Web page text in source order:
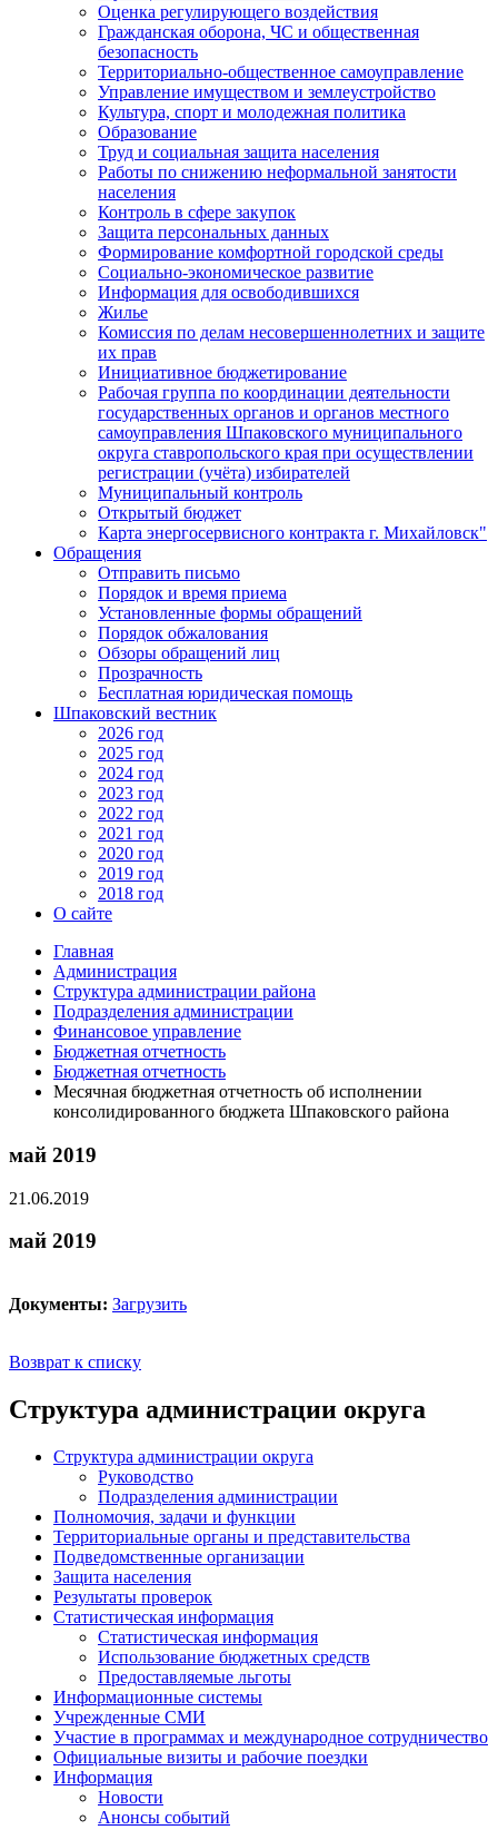
Оценка регулирующего воздействия
Гражданская оборона, ЧС и общественная
безопасность
Территориально-общественное самоуправление
Управление имуществом и землеустройство
Культура, спорт и молодежная политика
Образование
Труд и социальная защита населения
Работы по снижению неформальной занятости
населения
Контроль в сфере закупок
Защита персональных данных
Формирование комфортной городской среды
Социально-экономическое развитие
Информация для освободившихся
Жилье
Комиссия по делам несовершеннолетних и защите
их прав
Инициативное бюджетирование
Рабочая группа по координации деятельности
государственных органов и органов местного
самоуправления Шпаковского муниципального
округа ставропольского края при осуществлении
регистрации (учёта) избирателей
Муниципальный контроль
Открытый бюджет
Карта энергосервисного контракта г. Михайловск"
Обращения
Отправить письмо
Порядок и время приема
Установленные формы обращений
Порядок обжалования
Обзоры обращений лиц
Прозрачность
Бесплатная юридическая помощь
Шпаковский вестник
2026 год
2025 год
2024 год
2023 год
2022 год
2021 год
2020 год
2019 год
2018 год
О сайте
Главная
Администрация
Структура администрации района
Подразделения администрации
Финансовое управление
Бюджетная отчетность
Бюджетная отчетность
Месячная бюджетная отчетность об исполнении
консолидированного бюджета Шпаковского района
май 2019
21.06.2019
май 2019
Документы: Загрузить
Возврат к списку
Структура администрации округа
Структура администрации округа
Руководство
Подразделения администрации
Полномочия, задачи и функции
Территориальные органы и представительства
Подведомственные организации
Защита населения
Результаты проверок
Статистическая информация
Статистическая информация
Использование бюджетных средств
Предоставляемые льготы
Информационные системы
Учрежденные СМИ
Участие в программах и международное сотрудничество
Официальные визиты и рабочие поездки
Информация
Новости
Анонсы событий